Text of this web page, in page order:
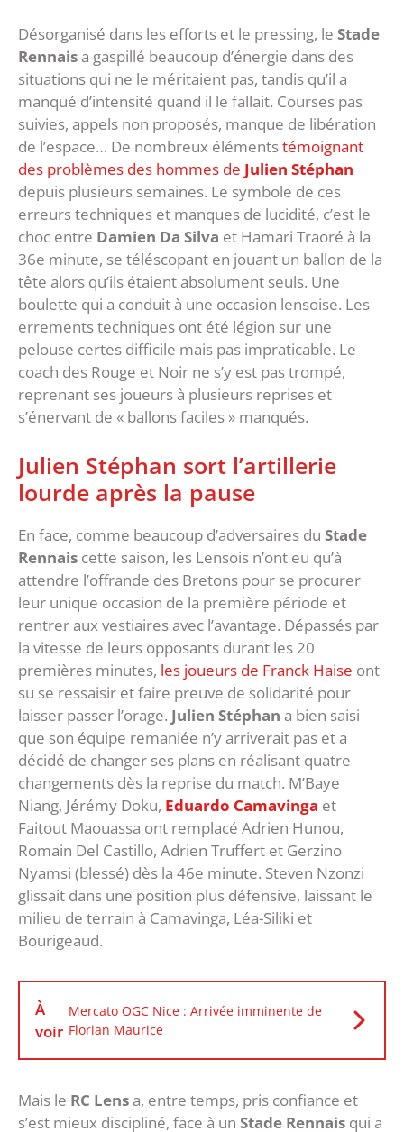
Désorganisé dans les efforts et le pressing, le Stade
Rennaisa gaspillé beaucoup d’énergie dans des
situations qui ne le méritaient pas, tandis qu’il a
manqué d’intensité quand il le fallait. Courses pas
suivies, appels non proposés, manque de libération
de l’espace… De nombreux élémentstémoignant
des problèmes des hommes de Julien Stéphan
depuis plusieurs semaines. Le symbole de ces
erreurs techniques et manques de lucidité, c’est le
choc entre Damien Da Silva et Hamari Traoré à la
36e minute, se téléscopant en jouant un ballon de la
tête alors qu’ils étaient absolument seuls. Une
boulette qui a conduit à une occasion lensoise. Les
errements techniques ont été légion sur une
pelouse certes difficile mais pas impraticable. Le
coach des Rouge et Noir ne s’y est pas trompé,
reprenant ses joueurs à plusieurs reprises et
s’énervant de « ballons faciles » manqués.
Julien Stéphan sort l’artillerie
lourde après la pause
En face, comme beaucoup d’adversaires du Stade
Rennais cette saison, les Lensois n’ont eu qu’à
attendre l’offrande des Bretons pour se procurer
leur unique occasion de la première période et
rentrer aux vestiaires avec l’avantage. Dépassés par
la vitesse de leurs opposants durant les 20
premières minutes, les joueurs de Franck Haise ont
su se ressaisir et faire preuve de solidarité pour
laisser passer l’orage. Julien Stéphan a bien saisi
que son équipe remaniée n’y arriverait pas et a
décidé de changer ses plans en réalisant quatre
changements dès la reprise du match. M’Baye
Niang, Jérémy Doku, Eduardo Camavinga et
Faitout Maouassa ont remplacé Adrien Hunou,
Romain Del Castillo, Adrien Truffert et Gerzino
Nyamsi (blessé) dès la 46e minute. Steven Nzonzi
glissait dans une position plus défensive, laissant le
milieu de terrain à Camavinga, Léa-Siliki et
Bourigeaud.
À
voir
Mercato OGC Nice : Arrivée imminente de
Florian Maurice
Mais le RC Lensa, entre temps, pris confiance et
s’est mieux discipliné, face à un Stade Rennais qui a